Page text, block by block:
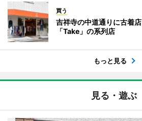
買う
吉祥寺の中道通りに古着
「Take」の系列店
もっと見る
見る・遊ぶ